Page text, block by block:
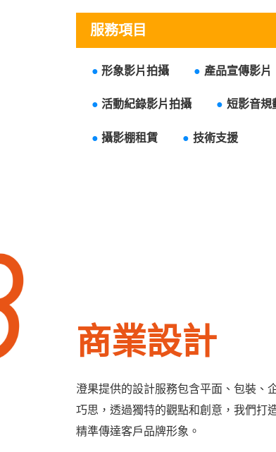
服務項目
● 形象影片拍攝 ● 產品宣傳影
● 活動紀錄影片拍攝 ● 短影音
● 攝影棚租賃 ● 技術支援
商業設計
澄果提供的設計服務包含平面、包裝、
巧思，透過獨特的觀點和創意，我們打
精準傳達客戶品牌形象。